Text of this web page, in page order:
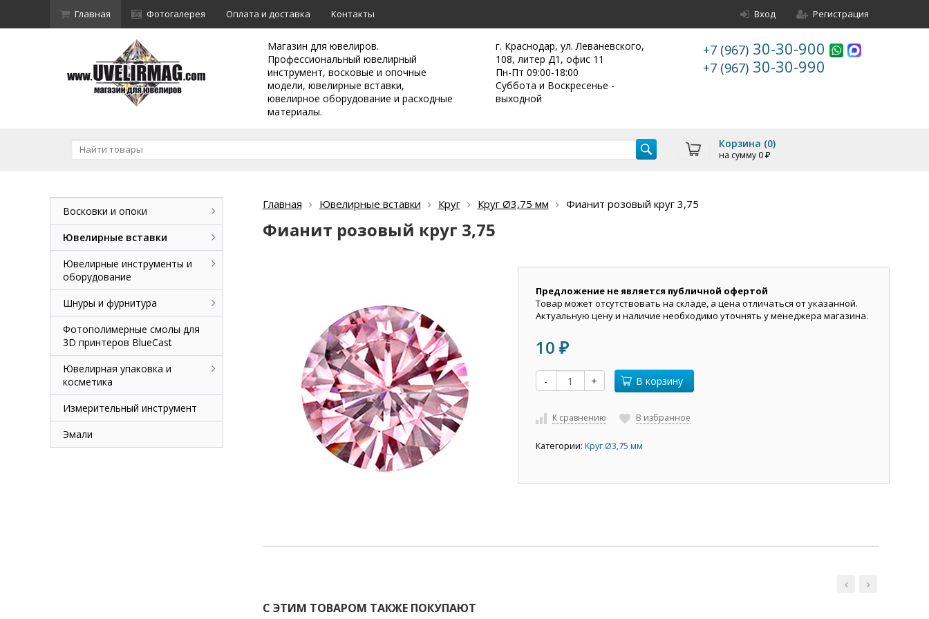
Главная Фотогалерея Оплата и доставка Контакты Вход Регистрация
Магазин для ювелиров.
Профессиональный ювелирный
инструмент, восковые и опочные
модели, ювелирные вставки,
ювелирное оборудование и расходные
материалы.
г. Краснодар, ул. Леваневского,
108, литер Д1, офис 11
Пн-Пт 09:00-18:00
Суббота и Воскресенье -
выходной
+7 (967) 30-30-900
+7 (967) 30-30-990
Корзина (0)
на сумму 0 ₽
Главная Ювелирные вставки Круг Круг Ø3,75 мм Фианит розовый круг 3,75
Фианит розовый круг 3,75
Предложение не является публичной офертой
Товар может отсутствовать на складе, а цена отличаться от указанной.
Актуальную цену и наличие необходимо уточнять у менеджера магазина.
10 ₽
- + В корзину
К сравнению В избранное
Категории: Круг Ø3,75 мм
С ЭТИМ ТОВАРОМ ТАКЖЕ ПОКУПАЮТ
Восковки и опоки
Ювелирные вставки
Ювелирные инструменты и
оборудование
Шнуры и фурнитура
Фотополимерные смолы для
3D принтеров BlueCast
Ювелирная упаковка и
косметика
Измерительный инструмент
Эмали